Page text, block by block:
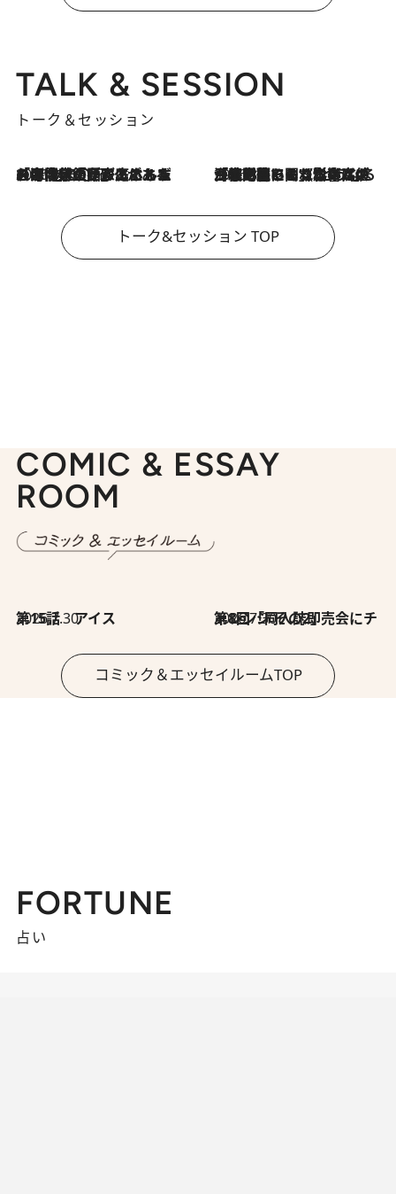
TALK & SESSION
トーク＆セッション
2026.8.3
「今後値上げがあるとすれば…」「リスクがあるのは今年の冬」エネルギー専門家が語る、ホルムズ海峡封鎖が家庭にもたらす“ある心配” 2026.8.3
「住宅建てられない…」「サーチャージ料の高値が続いている」ホルムズ海峡封鎖による影響はいつまで続く？《エネルギー専門家に聞く“どうなる日本の暮らし”》
トーク&セッション TOP
COMIC & ESSAY
ROOM
2026.7.30
第15話 アイス 2026.7.30
第8回「同人誌即売会にチャレンジ その2」
コミック＆エッセイルームTOP
FORTUNE
占い